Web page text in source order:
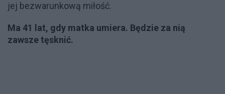
jej bezwarunkową miłość.
Ma 41 lat, gdy matka umiera. Będzie za nią
zawsze tęsknić.